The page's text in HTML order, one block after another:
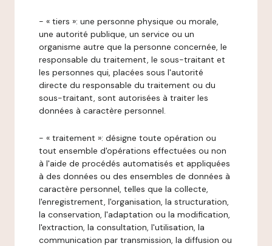
- « tiers »: une personne physique ou morale,
une autorité publique, un service ou un
organisme autre que la personne concernée, le
responsable du traitement, le sous-traitant et
les personnes qui, placées sous l'autorité
directe du responsable du traitement ou du
sous-traitant, sont autorisées à traiter les
données à caractère personnel.
- « traitement »: désigne toute opération ou
tout ensemble d'opérations effectuées ou non
à l'aide de procédés automatisés et appliquées
à des données ou des ensembles de données à
caractère personnel, telles que la collecte,
l'enregistrement, l'organisation, la structuration,
la conservation, l'adaptation ou la modification,
l'extraction, la consultation, l'utilisation, la
communication par transmission, la diffusion ou